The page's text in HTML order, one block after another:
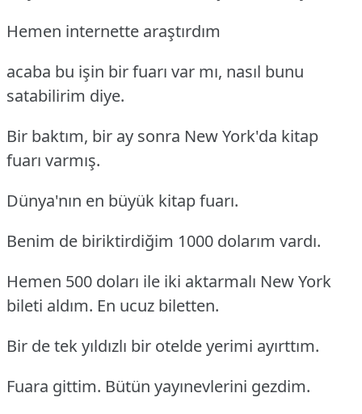
Hemen internette araştırdım
acaba bu işin bir fuarı var mı, nasıl bunu
satabilirim diye.
Bir baktım, bir ay sonra New York'da kitap
fuarı varmış.
Dünya'nın en büyük kitap fuarı.
Benim de biriktirdiğim 1000 dolarım vardı.
Hemen 500 doları ile iki aktarmalı New York
bileti aldım. En ucuz biletten.
Bir de tek yıldızlı bir otelde yerimi ayırttım.
Fuara gittim. Bütün yayınevlerini gezdim.